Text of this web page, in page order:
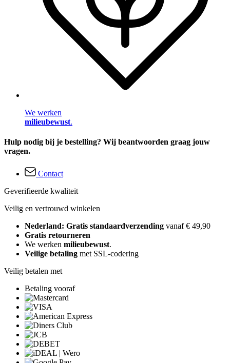
We werken
milieubewust.
Hulp nodig bij je bestelling? Wij beantwoorden graag jouw
vragen.
Contact
Geverifieerde kwaliteit
Veilig en vertrouwd winkelen
Nederland: Gratis standaardverzending vanaf € 49,90
Gratis retourneren
We werken milieubewust.
Veilige betaling met SSL-codering
Veilig betalen met
Betaling vooraf